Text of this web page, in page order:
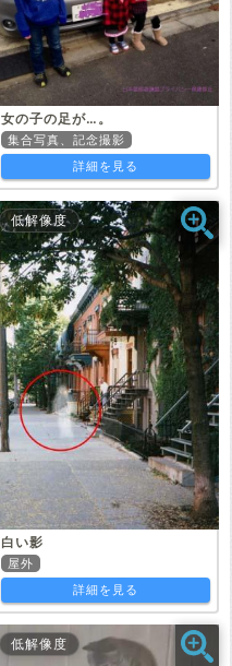
女の子の足が…。
集合写真、記念撮影
詳細を見る
低解像度
白い影
屋外
詳細を見る
低解像度